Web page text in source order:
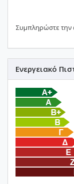
Συμπληρώστε την
Ενεργειακό